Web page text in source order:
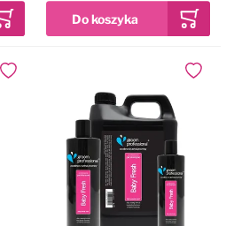
Dodaj do ulubionych Dodaj